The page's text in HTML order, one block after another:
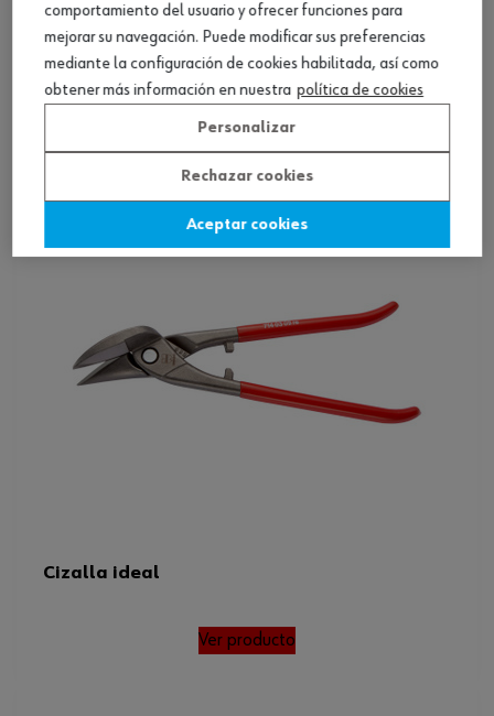
Cizalla ideal con hojas de carburo
cementado
Ver producto
Cizalla ideal
Ver producto
comportamiento del usuario y ofrecer funciones para
mejorar su navegación. Puede modificar sus preferencias
mediante la configuración de cookies habilitada, así como
obtener más información en nuestra política de cookies
Personalizar
Rechazar cookies
Aceptar cookies